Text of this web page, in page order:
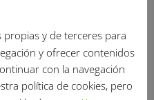
3 4 5
propias y de terceres para
y ofrecer contenidos
con la navegación
política de cookies, pero